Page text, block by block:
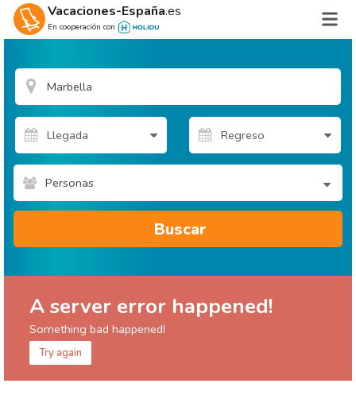
Vacaciones-España.es
En cooperación con
Personas
Buscar
A server error happened!
Something bad happened!
Try again